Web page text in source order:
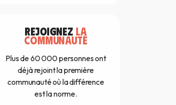
REJOIGNEZ LA
COMMUNAUTÉ
Plus de 60 000 personnes ont
déjà rejoint la première
communauté où la différence
est la norme.